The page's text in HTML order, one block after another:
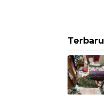
Terbaru